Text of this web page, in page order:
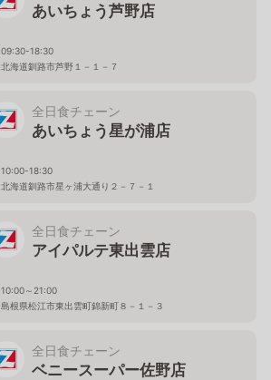
あいちょう芦野店
09:30-18:30
北海道釧路市芦野１－１－７
全日食チェーン
あいちょう星が浦店
10:00-18:30
北海道釧路市星ヶ浦大通り２－７－１
全日食チェーン
アイパルテ東出雲店
10:00～21:00
島根県松江市東出雲町錦新町８－１－３
全日食チェーン
ベニースーパー佐野店